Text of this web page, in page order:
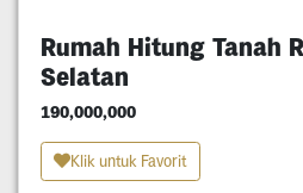
Rumah Hitung Tanah
Selatan
190,000,000
Klik untuk Favorit